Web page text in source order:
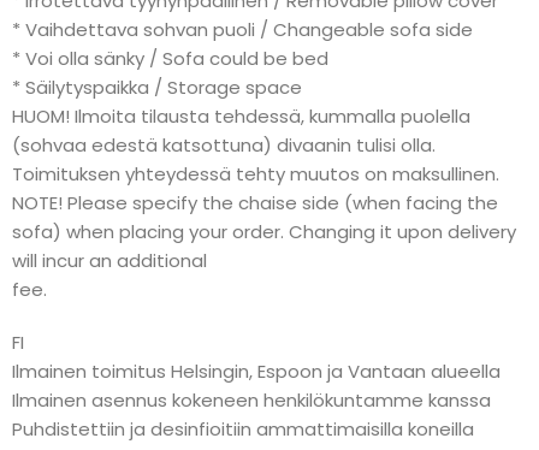
* Vaihdettava sohvan puoli / Changeable sofa side
* Voi olla sänky / Sofa could be bed
* Säilytyspaikka / Storage space
HUOM! Ilmoita tilausta tehdessä, kummalla puolella
(sohvaa edestä katsottuna) divaanin tulisi olla.
Toimituksen yhteydessä tehty muutos on maksullinen.
NOTE! Please specify the chaise side (when facing the
sofa) when placing your order. Changing it upon delivery
will incur an additional
fee.
FI
Ilmainen toimitus Helsingin, Espoon ja Vantaan alueella
Ilmainen asennus kokeneen henkilökuntamme kanssa
Puhdistettiin ja desinfioitiin ammattimaisilla koneilla